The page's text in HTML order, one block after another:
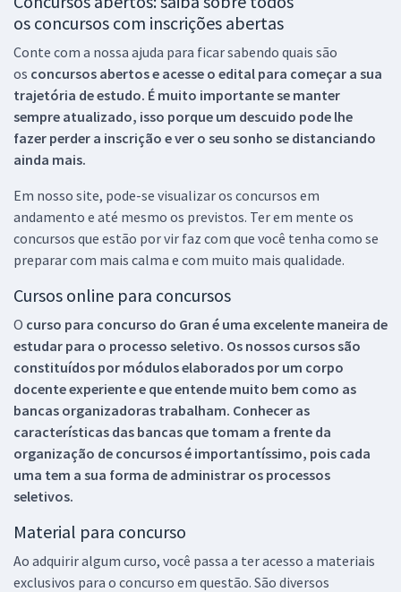
os concursos com inscrições abertas
Conte com a nossa ajuda para ficar sabendo quais são
os concursos abertos e acesse o edital para começar a sua
trajetória de estudo. É muito importante se manter
sempre atualizado, isso porque um descuido pode lhe
fazer perder a inscrição e ver o seu sonho se distanciando
ainda mais.
Em nosso site, pode-se visualizar os concursos em
andamento e até mesmo os previstos. Ter em mente os
concursos que estão por vir faz com que você tenha como se
preparar com mais calma e com muito mais qualidade.
Cursos online para concursos
O curso para concurso do Gran é uma excelente maneira de
estudar para o processo seletivo. Os nossos cursos são
constituídos por módulos elaborados por um corpo
docente experiente e que entende muito bem como as
bancas organizadoras trabalham. Conhecer as
características das bancas que tomam a frente da
organização de concursos é importantíssimo, pois cada
uma tem a sua forma de administrar os processos
seletivos.
Material para concurso
Ao adquirir algum curso, você passa a ter acesso a materiais
exclusivos para o concurso em questão. São diversos